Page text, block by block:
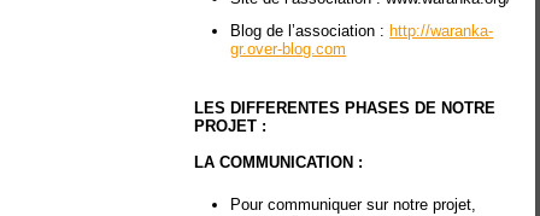
Blog de l’association :http://waranka-
gr.over-blog.com
LES DIFFERENTES PHASES DE NOTRE
PROJET :
LA COMMUNICATION :
Pour communiquer sur notre projet,